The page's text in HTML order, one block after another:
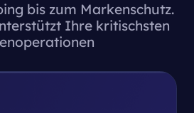
bis zum Markenschutz.
Ihre kritischsten